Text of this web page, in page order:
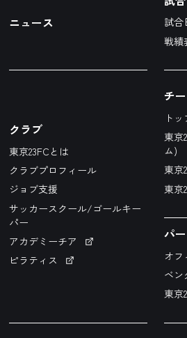
ニュース
クラブ
東京23FCとは
クラブプロフィール
ジョブ支援
サッカースクール/ゴールキー
パー
アカデミーチア
ピラティス
チ
ト
東京
ム)
東京
東京
試合
戦績
パ
オ
ベン
東京